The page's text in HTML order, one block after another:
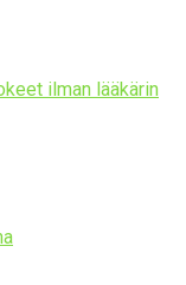
ilman lääkärin